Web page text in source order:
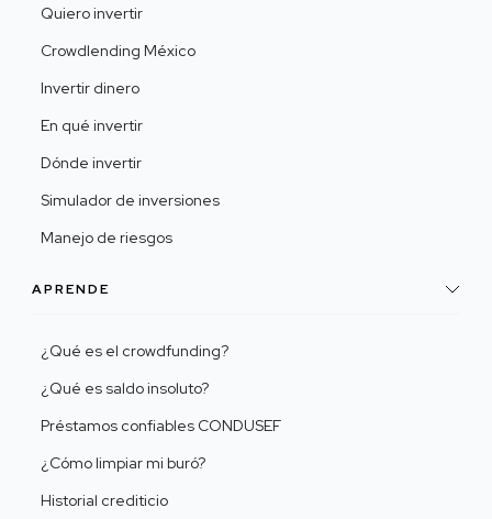
Quiero invertir
Crowdlending México
Invertir dinero
En qué invertir
Dónde invertir
Simulador de inversiones
Manejo de riesgos
APRENDE
¿Qué es el crowdfunding?
¿Qué es saldo insoluto?
Préstamos confiables CONDUSEF
¿Cómo limpiar mi buró?
Historial crediticio